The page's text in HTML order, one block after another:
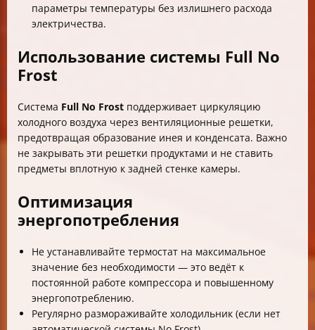
параметры температуры без излишнего расхода
электричества.
Использование системы Full No
Frost
Система Full No Frost поддерживает циркуляцию
холодного воздуха через вентиляционные решетки,
предотвращая образование инея и конденсата. Важно
не закрывать эти решетки продуктами и не ставить
предметы вплотную к задней стенке камеры.
Оптимизация
энергопотребления
Не устанавливайте термостат на максимальное
значение без необходимости — это ведёт к
постоянной работе компрессора и повышенному
энергопотреблению.
Регулярно размораживайте холодильник (если нет